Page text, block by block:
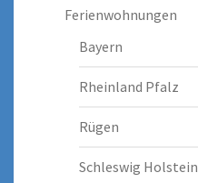
Ferienwohnungen
Bayern
Rheinland Pfalz
Rügen
Schleswig Holstein